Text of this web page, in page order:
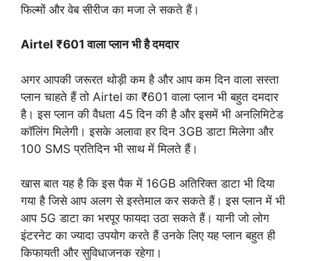
फिल्मों और वेब सीरीज का मजा ले सकते हैं।
Airtel ₹601 वाला प्लान भी है दमदार
अगर आपकी जरूरत थोड़ी कम है और आप कम दिन वाला सस्ता
प्लान चाहते हैं तो Airtel का ₹601 वाला प्लान भी बहुत दमदार
है। इस प्लान की वैधता 45 दिन की है और इसमें भी अनलिमिटेड
कॉलिंग मिलेगी। इसके अलावा हर दिन 3GB डाटा मिलेगा और
100 SMS प्रतिदिन भी साथ में मिलते हैं।
खास बात यह है कि इस पैक में 16GB अतिरिक्त डाटा भी दिया
गया है जिसे आप अलग से इस्तेमाल कर सकते हैं। इस प्लान में भी
आप 5G डाटा का भरपूर फायदा उठा सकते हैं। यानी जो लोग
इंटरनेट का ज्यादा उपयोग करते हैं उनके लिए यह प्लान बहुत ही
किफायती और सुविधाजनक रहेगा।